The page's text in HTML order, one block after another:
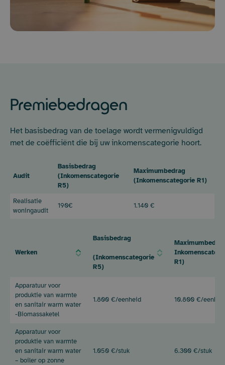
Premiebedragen
Het basisbedrag van de toelage wordt vermenigvuldigd
met de coëfficiënt die bij uw inkomenscategorie hoort.
Audit
Basisbedrag
(Inkomenscategorie
R5)
Maximumbedrag
(Inkomenscategorie R1)
Realisatie
woningaudit
190€ 1.140 €
Werken
Basisbedrag
(Inkomenscategorie
R5)
R1)
Werken
(Inkomenscategorie
R1)
Apparatuur voor
produktie van warmte
en sanitair warm water
-Biomassaketel
1.800 €/eenheid 10.800 €/
Apparatuur voor
produktie van warmte
en sanitair warm water
– boiler op zonne
1.050 €/stuk 6.300 €/stuk